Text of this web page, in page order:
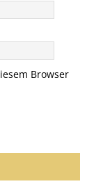
Browser